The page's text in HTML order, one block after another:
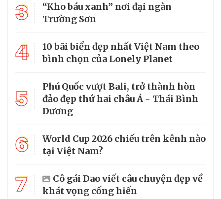
3
“Kho báu xanh” nơi đại ngàn
Trường Sơn
4
10 bãi biển đẹp nhất Việt Nam theo
bình chọn của Lonely Planet
5
Phú Quốc vượt Bali, trở thành hòn
đảo đẹp thứ hai châu Á - Thái Bình
Dương
6
World Cup 2026 chiếu trên kênh nào
tại Việt Nam?
7
Cô gái Dao viết câu chuyện đẹp về
khát vọng cống hiến